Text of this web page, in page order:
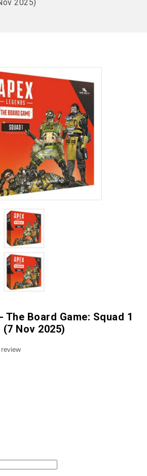
2025)
The Board Game: Squad 1
(7 Nov 2025)